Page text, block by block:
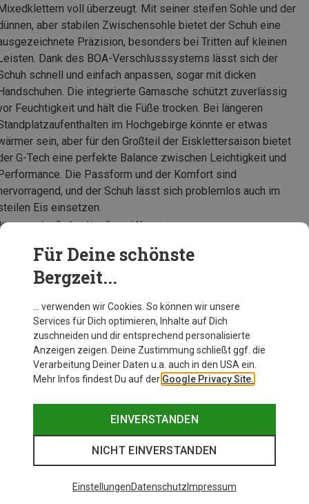
voll überzeugt. Mit seiner steifen Sohle und der
aber stabilen Zwischensohle bietet der Schuh eine
Präzision, besonders bei Tritten auf kleinen
Dank des BOA-Verschlusssystems lässt sich der
schnell und einfach anpassen, sogar mit dicken
Die integrierte Gamasche schützt zuverlässig
Feuchtigkeit und hält die Füße trocken. Bei längeren
im Hochgebirge könnte er etwas
sein, aber für den Großteil der Eisklettersaison bietet
G-Tech eine perfekte Balance zwischen Leichtigkeit und
Die Passform und der Komfort sind
und der Schuh lässt sich problemlos auch im
Eis einsetzen.
aus dem Testbericht im Bergzeit Magazin
Zur Produktseite
Für Deine schönste
Bergzeit...
… verwenden wir Cookies. So können wir unsere
Services für Dich optimieren, Inhalte auf Dich
zuschneiden und dir entsprechend personalisierte
Anzeigen zeigen. Deine Zustimmung schließt ggf. die
Verarbeitung Deiner Daten u.a. auch in den USA ein.
Mehr Infos findest Du auf der Google Privacy Site.
EINVERSTANDEN
NICHT EINVERSTANDEN
EinstellungenDatenschutz Impressum